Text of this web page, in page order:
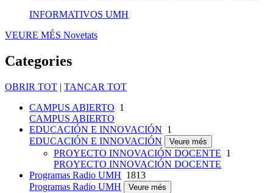
INFORMATIVOS UMH
VEURE MÉS Novetats
Categories
OBRIR TOT | TANCAR TOT
CAMPUS ABIERTO 1
CAMPUS ABIERTO
EDUCACIÓN E INNOVACIÓN 1
EDUCACIÓN E INNOVACIÓN
Veure més
PROYECTO INNOVACIÓN DOCENTE 1
PROYECTO INNOVACIÓN DOCENTE
Programas Radio UMH 1813
Programas Radio UMH
Veure més